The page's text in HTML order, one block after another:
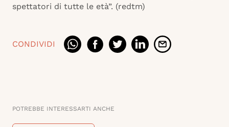
spettatori di tutte le età”. (redtm)
CONDIVIDI
POTREBBE INTERESSARTI ANCHE